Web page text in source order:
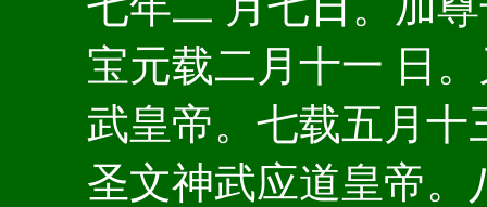
宝元载二月十一 日
武皇帝。七载五月十
圣文神武应道皇帝。